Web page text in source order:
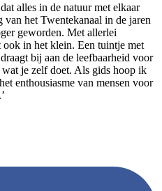
alles in de natuur met elkaar
van het Twentekanaal in de jaren
geworden. Met allerlei
in het klein. Een tuintje met
bij aan de leefbaarheid voor
je zelf doet. Als gids hoop ik
enthousiasme van mensen voor